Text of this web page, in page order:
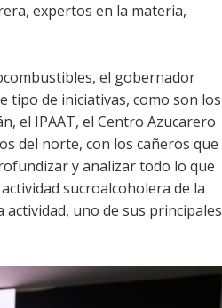
expertos en la materia,
el gobernador
tipo de iniciativas, como son los
el IPAAT, el Centro Azucarero
del norte, con los cañeros que
y analizar todo lo que
sucroalcoholera de la
uno de sus principales